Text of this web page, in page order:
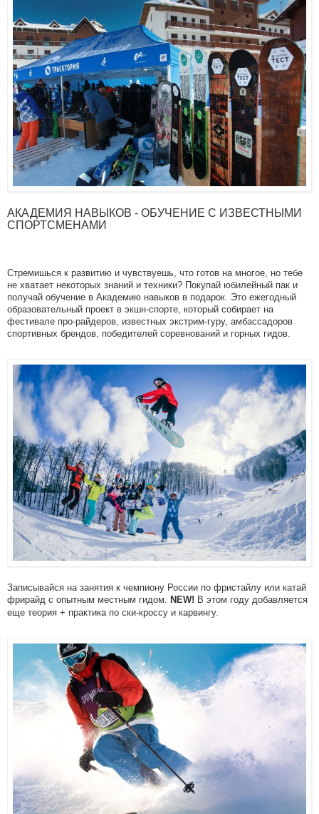
АКАДЕМИЯ НАВЫКОВ - ОБУЧЕНИЕ С ИЗВЕСТНЫМИ
СПОРТСМЕНАМИ
Cтремишься к развитию и чувствуешь, что готов на многое, но тебе
не хватает некоторых знаний и техники? Покупай юбилейный пак и
получай обучение в Академию навыков в подарок. Это ежегодный
образовательный проект в экшн-спорте, который собирает на
фестивале про-райдеров, известных экстрим-гуру, амбассадоров
спортивных брендов, победителей соревнований и горных гидов.
Записывайся на занятия к чемпиону России по фристайлу или катай
фрирайд с опытным местным гидом. NEW! В этом году добавляется
еще теория + практика по ски-кроссу и карвингу.